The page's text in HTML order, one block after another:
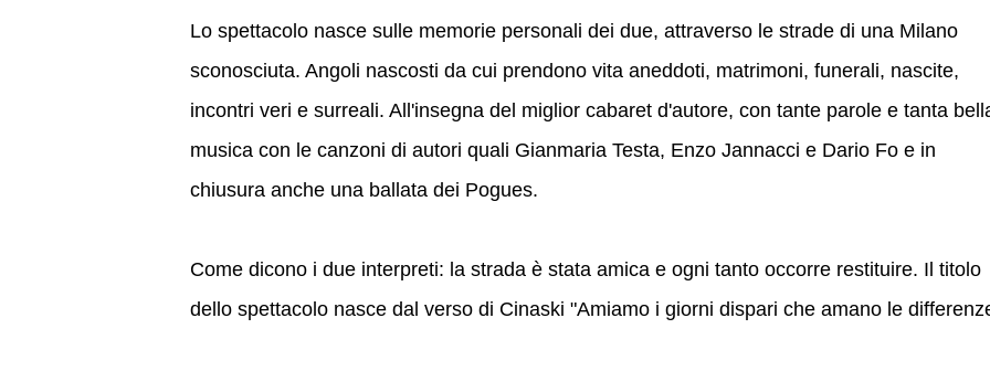
Lo spettacolo nasce sulle memorie personali dei due, attraverso le strade di una Milano
sconosciuta. Angoli nascosti da cui prendono vita aneddoti, matrimoni, funerali, nascite,
incontri veri e surreali. All'insegna del miglior cabaret d'autore, con tante parole e tanta
musica con le canzoni di autori quali Gianmaria Testa, Enzo Jannacci e Dario Fo e in
chiusura anche una ballata dei Pogues.
Come dicono i due interpreti: la strada è stata amica e ogni tanto occorre restituire. Il titolo
dello spettacolo nasce dal verso di Cinaski "Amiamo i giorni dispari che amano le